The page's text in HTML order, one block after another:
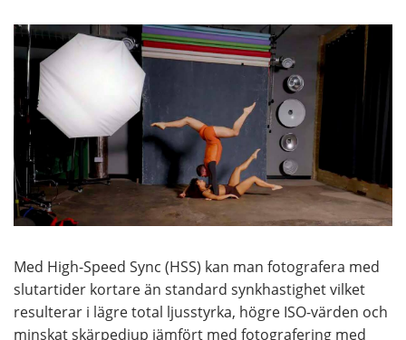
Med High-Speed Sync (HSS) kan man fotografera med
slutartider kortare än standard synkhastighet vilket
resulterar i lägre total ljusstyrka, högre ISO-värden och
minskat skärpedjup jämfört med fotografering med